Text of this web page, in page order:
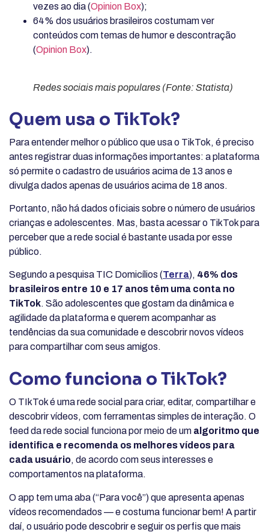
vezes ao dia (Opinion Box);
64% dos usuários brasileiros costumam ver
conteúdos com temas de humor e descontração
(Opinion Box).
Redes sociais mais populares (Fonte: Statista)
Quem usa o TikTok?
Para entender melhor o público que usa o TikTok, é preciso
antes registrar duas informações importantes: a plataforma
só permite o cadastro de usuários acima de 13 anos e
divulga dados apenas de usuários acima de 18 anos.
Portanto, não há dados oficiais sobre o número de usuários
crianças e adolescentes. Mas, basta acessar o TikTok para
perceber que a rede social é bastante usada por esse
público.
Segundo a pesquisa TIC Domicílios (Terra), 46% dos
brasileiros entre 10 e 17 anos têm uma conta no
TikTok. São adolescentes que gostam da dinâmica e
agilidade da plataforma e querem acompanhar as
tendências da sua comunidade e descobrir novos vídeos
para compartilhar com seus amigos.
Como funciona o TikTok?
O TIkTok é uma rede social para criar, editar, compartilhar e
descobrir vídeos, com ferramentas simples de interação. O
feed da rede social funciona por meio de um algoritmo que
identifica e recomenda os melhores vídeos para
cada usuário, de acordo com seus interesses e
comportamentos na plataforma.
O app tem uma aba (“Para você”) que apresenta apenas
vídeos recomendados — e costuma funcionar bem! A partir
daí, o usuário pode descobrir e seguir os perfis que mais